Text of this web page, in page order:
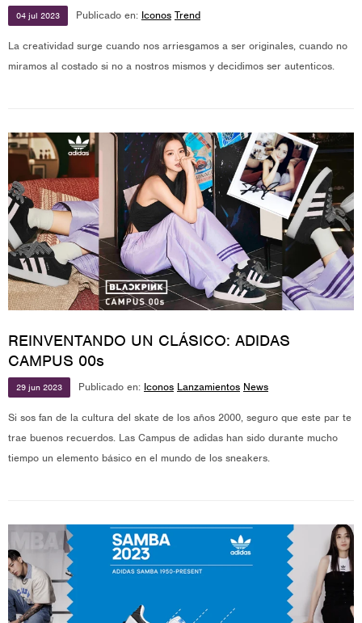
04 jul 2023 Publicado en: Iconos Trend
La creatividad surge cuando nos arriesgamos a ser originales, cuando no
miramos al costado si no a nostros mismos y decidimos ser autenticos.
REINVENTANDO UN CLÁSICO: ADIDAS
CAMPUS 00s
29 jun 2023 Publicado en: Iconos Lanzamientos News
Si sos fan de la cultura del skate de los años 2000, seguro que este par te
trae buenos recuerdos. Las Campus de adidas han sido durante mucho
tiempo un elemento básico en el mundo de los sneakers.